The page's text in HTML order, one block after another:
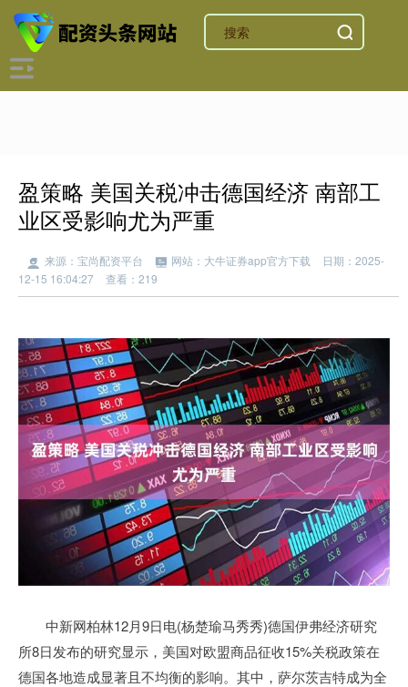
盈策略 美国关税冲击德国经济 南部工
业区受影响尤为严重
来源：宝尚配资平台 网站：大牛证券app官方下载
日期：2025-
12-15 16:04:27
查看：219
中新网柏林12月9日电(杨楚瑜马秀秀)德国伊弗经济研究
所8日发布的研究显示，美国对欧盟商品征收15%关税政策在
德国各地造成显著且不均衡的影响。其中，萨尔茨吉特成为全